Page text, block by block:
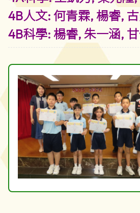
4B人文: 何青霖, 楊睿,
4B科學: 楊睿, 朱一涵,